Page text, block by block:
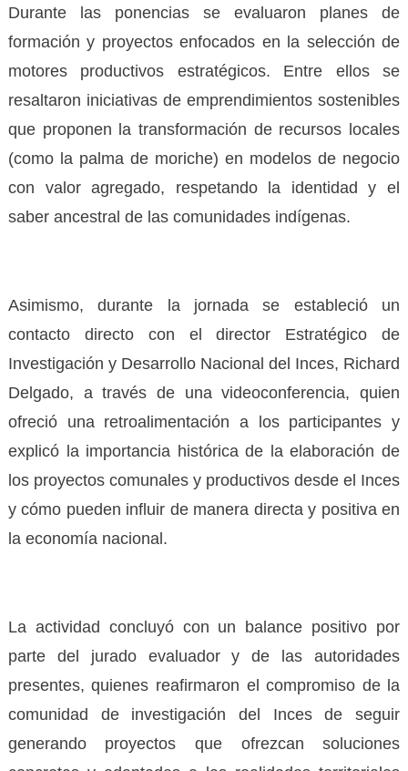
Durante las ponencias se evaluaron planes de
formación y proyectos enfocados en la selección de
motores productivos estratégicos. Entre ellos se
resaltaron iniciativas de emprendimientos sostenibles
que proponen la transformación de recursos locales
(como la palma de moriche) en modelos de negocio
con valor agregado, respetando la identidad y el
saber ancestral de las comunidades indígenas.
Asimismo, durante la jornada se estableció un
contacto directo con el director Estratégico de
Investigación y Desarrollo Nacional del Inces, Richard
Delgado, a través de una videoconferencia, quien
ofreció una retroalimentación a los participantes y
explicó la importancia histórica de la elaboración de
los proyectos comunales y productivos desde el Inces
y cómo pueden influir de manera directa y positiva en
la economía nacional.
La actividad concluyó con un balance positivo por
parte del jurado evaluador y de las autoridades
presentes, quienes reafirmaron el compromiso de la
comunidad de investigación del Inces de seguir
generando proyectos que ofrezcan soluciones